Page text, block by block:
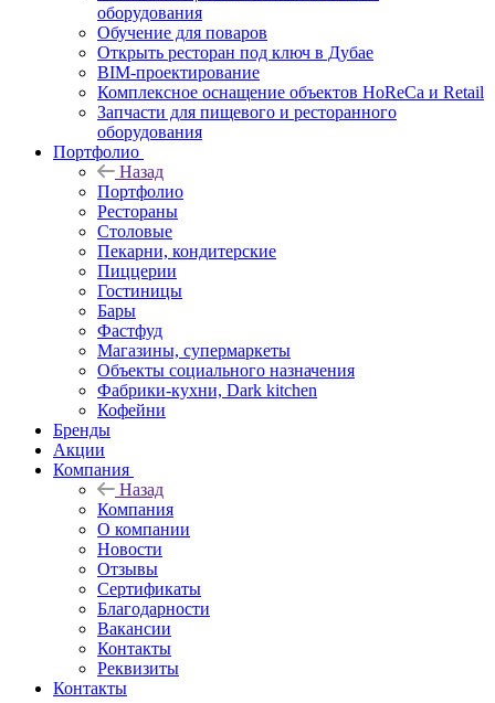
оборудования
Обучение для поваров
Открыть ресторан под ключ в Дубае
BIM-проектирование
Комплексное оснащение объектов HoReCa и Retail
Запчасти для пищевого и ресторанного
оборудования
Портфолио
Назад
Портфолио
Рестораны
Столовые
Пекарни, кондитерские
Пиццерии
Гостиницы
Бары
Фастфуд
Магазины, супермаркеты
Объекты социального назначения
Фабрики-кухни, Dark kitchen
Кофейни
Бренды
Акции
Компания
Назад
Компания
О компании
Новости
Отзывы
Сертификаты
Благодарности
Вакансии
Контакты
Реквизиты
Контакты